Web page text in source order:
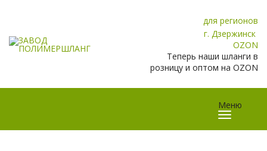
для регионов
г. Дзержинск
OZON
Теперь наши шланги в
розницу и оптом на OZON
Меню